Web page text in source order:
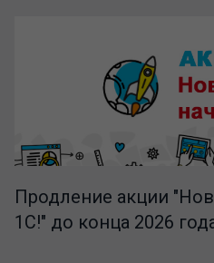
Продление акции
1С!" до конца 2026